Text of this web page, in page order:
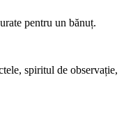
pentru un bănuț.
spiritul de observație,